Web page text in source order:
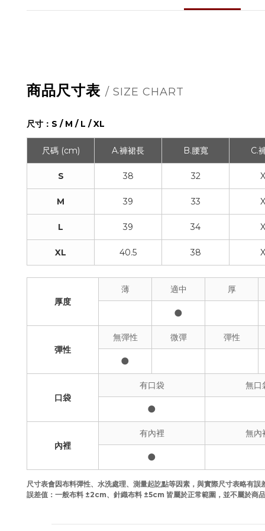
商品尺寸表 / SIZE CHART
尺寸：S / M / L / XL
尺碼 (cm) A.褲裙長 B.腰寬 C.
S 38 32 X
M 39 33 X
L 39 34 X
XL 40.5 38 X
厚度
薄 適中 厚
●
彈性
無彈性 微彈 彈性
●
口袋
有口袋 無口
●
內裡
有內裡 無內
●
尺寸表會因布料彈性、水洗處理、測量起訖點等因素，與實際尺寸表略有誤
誤差值：一般布料 ±2cm、針織布料 ±5cm 皆屬於正常範圍，並不屬於商